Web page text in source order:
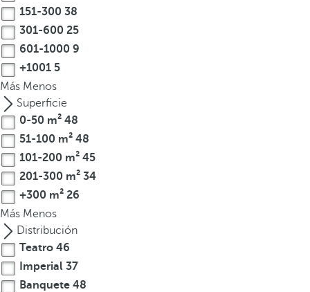
.
D
e
s
p
u
é
d
e
i
n
t
r
o
d
u
151-300 38
301-600 25
601-1000 9
+1001 5
Más Menos
Superficie
0-50 m² 48
51-100 m² 48
101-200 m² 45
201-300 m² 34
+300 m² 26
Más Menos
Distribución
Teatro 46
Imperial 37
Banquete 48